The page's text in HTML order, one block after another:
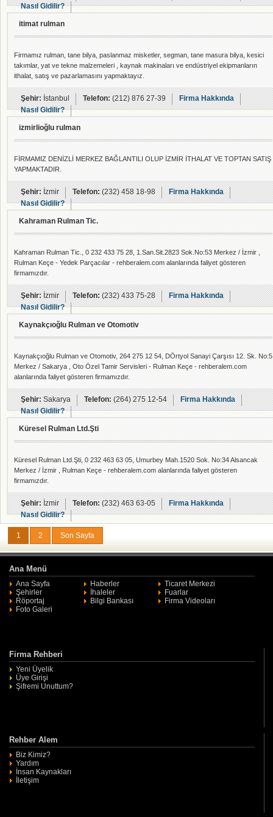
Nasıl Gidilir?
itimat rulman
Firmamız rulman, tane bilya, paslanmaz misketler, segman, tane masura bilya, kesici
takımlar, yat ve tekne malzemeleri , kaynak makinaları ve endüstriyel ekipmanların
ithalat, satış ve pazarlamasını yapmaktayız.
Şehir:İstanbul Telefon:(212) 876 27-39
Firma Hakkında
Nasıl Gidilir?
izmirlioğlu rulman
FİRMAMIZ DENİZLİ MERKEZ BAĞLANTILI OLUP İZMİR İTHALAT VE TOPTAN SATIŞ
YAPMAKTADIR.
Şehir:İzmir Telefon:(232) 458 18-98
Firma Hakkında
Nasıl Gidilir?
Kahraman Rulman Tic.
Kahraman Rulman Tic., 0 232 433 75 28, 1.San.Sit.2823 Sok.No:53 Merkez / İzmir ,
Rulman Keçe - Yedek Parçacılar - rehberalem.com alanlarında faliyet gösteren
firmamızdır.
Şehir:İzmir Telefon:(232) 433 75-28
Firma Hakkında
Nasıl Gidilir?
Kaynakçıoğlu Rulman ve Otomotiv
Kaynakçıoğlu Rulman ve Otomotiv, 264 275 12 54, DÖrtyol Sanayi Çarşısı 12. Sk. No:5
Merkez / Sakarya , Oto Özel Tamir Servisleri - Rulman Keçe - rehberalem.com
alanlarında faliyet gösteren firmamızdır.
Şehir:Sakarya Telefon:(264) 275 12-54
Firma Hakkında
Nasıl Gidilir?
Küresel Rulman Ltd.Şti
Küresel Rulman Ltd.Şti, 0 232 463 63 05, Umurbey Mah.1520 Sok. No:34 Alsancak
Merkez / İzmir , Rulman Keçe - rehberalem.com alanlarında faliyet gösteren
firmamızdır.
Şehir:İzmir Telefon:(232) 463 63-05
Firma Hakkında
Nasıl Gidilir?
1 2 Son Sayfa
Ana Menü
Ana Sayfa Haberler
Ticaret Merkezi
Şehirler
İhaleler
Fuarlar
Röportaj
Bilgi Bankası
Firma Videoları
Foto Galeri
Firma Rehberi
Yeni Üyelik
Üye Girişi
Şifremi Unuttum?
Rehber Alem
Biz Kimiz?
Yardım
İnsan Kaynakları
İletişim